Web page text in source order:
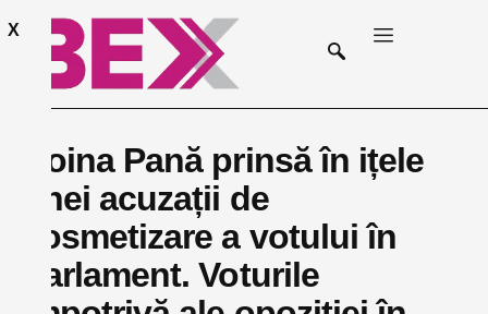
X
Doina Pană prinsă în ițele
unei acuzații de
cosmetizare a votului în
Parlament. Voturile